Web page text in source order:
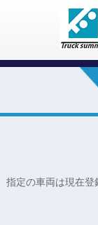
指定の車両は現在登